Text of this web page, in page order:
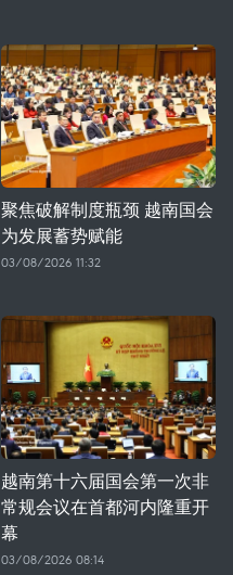
聚焦破解制度瓶颈 越南国会
为发展蓄势赋能
03/08/2026 11:32
越南第十六届国会第一次非
常规会议在首都河内隆重开
幕
03/08/2026 08:14